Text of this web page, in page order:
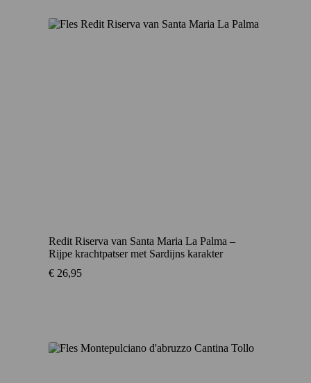
Redit Riserva van Santa Maria La Palma –
Rijpe krachtpatser met Sardijns karakter
€ 26,95